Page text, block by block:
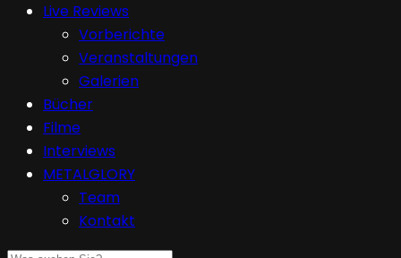
Live Reviews
Vorberichte
Veranstaltungen
Galerien
Bücher
Filme
Interviews
METALGLORY
Team
Kontakt